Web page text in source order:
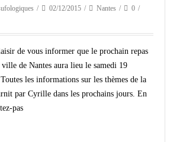
02/12/2015 Nantes
0
de vous informer que le prochain repas
de Nantes aura lieu le samedi 19
les informations sur les thèmes de la
par Cyrille dans les prochains jours. En
pas